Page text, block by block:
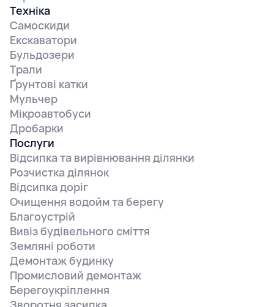
Техніка
Самоскиди
Екскаватори
Бульдозери
Трали
Ґрунтові катки
Мульчер
Мікроавтобуси
Дробарки
Послуги
Відсипка та вирівнювання ділянки
Розчистка ділянок
Відсипка доріг
Очищення водойм та берегу
Благоустрій
Вивіз будівельного сміття
Земляні роботи
Демонтаж будинку
Промисловий демонтаж
Берегоукріплення